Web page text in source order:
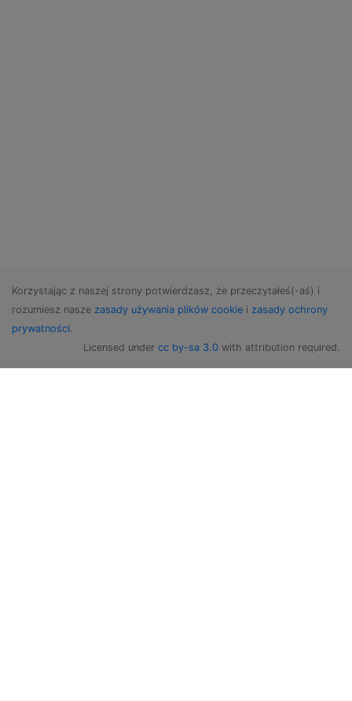
Korzystając z naszej strony potwierdzasz, że przeczytałeś(-aś) i
rozumiesz nasze zasady używania plików cookie i zasady ochrony
prywatności.
Licensed under cc by-sa 3.0 with attribution required.